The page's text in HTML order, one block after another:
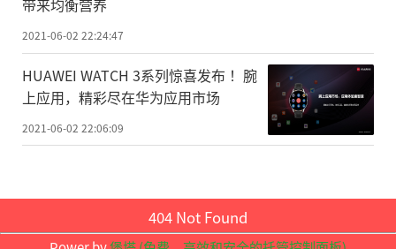
和能力。二是开展“专项整治集中攻坚
战”专题宣传活动。组织各类媒体，充分报
道集中攻坚重点任务进展情况、工作成效，
总结宣传好经验好做法，推广制度成果。鼓
励各地创新安全管理体制机制，提升安全生
切实把风险隐患化解在萌芽之时、成灾之
前。三是开展“6·16安全宣传咨询日”活
2021-06-02 22:24:47
HUAWEI WATCH 3系列惊喜发布 ！腕
上应用，精彩尽在华为应用市场
2021-06-02 22:06:09
404 Not Found